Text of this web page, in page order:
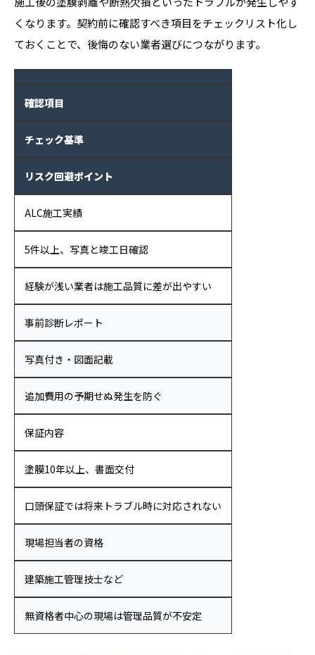
くなります。契約前に確認すべき項目をチェックリスト化し
ておくことで、後悔のない業者選びにつながります。
確認項目
チェック基準
リスク回避ポイント
ALC施工実績
5件以上、写真と竣工日確認
経験が浅い業者は施工品質に差が出やすい
事前診断レポート
写真付き・図面記載
追加費用の予期せぬ発生を防ぐ
保証内容
塗膜10年以上、書面交付
口頭保証では将来トラブル時に対応されない
現場担当者の資格
建築施工管理技士など
無資格者中心の現場は管理品質が不安定